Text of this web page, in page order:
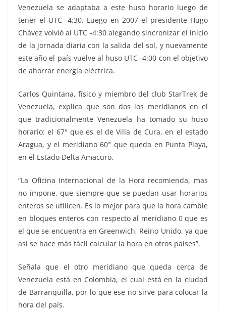
Venezuela se adaptaba a este huso horario luego de
tener el UTC -4:30. Luego en 2007 el presidente Hugo
Chávez volvió al UTC -4:30 alegando sincronizar el inicio
de la jornada diaria con la salida del sol, y nuevamente
este año el país vuelve al huso UTC -4:00 con el objetivo
de ahorrar energía eléctrica.
Carlos Quintana, físico y miembro del club StarTrek de
Venezuela, explica que son dos los meridianos en el
que tradicionalmente Venezuela ha tomado su huso
horario: el 67° que es el de Villa de Cura, en el estado
Aragua, y el meridiano 60° que queda en Punta Playa,
en el Estado Delta Amacuro.
“La Oficina Internacional de la Hora recomienda, mas
no impone, que siempre que se puedan usar horarios
enteros se utilicen. Es lo mejor para que la hora cambie
en bloques enteros con respecto al meridiano 0 que es
el que se encuentra en Greenwich, Reino Unido, ya que
así se hace más fácil calcular la hora en otros países”.
Señala que el otro meridiano que queda cerca de
Venezuela está en Colombia, el cual está en la ciudad
de Barranquilla, por lo que ese no sirve para colocar la
hora del país.